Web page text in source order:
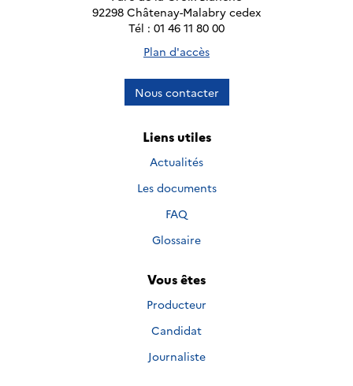
92298 Châtenay-Malabry cedex
Tél : 01 46 11 80 00
Plan d'accès
Nous contacter
Liens utiles
Actualités
Les documents
FAQ
Glossaire
Vous êtes
Producteur
Candidat
Journaliste